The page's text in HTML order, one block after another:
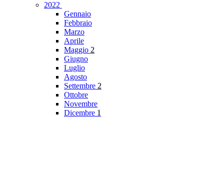
2022
Gennaio
Febbraio
Marzo
Aprile
Maggio 2
Giugno
Luglio
Agosto
Settembre 2
Ottobre
Novembre
Dicembre 1